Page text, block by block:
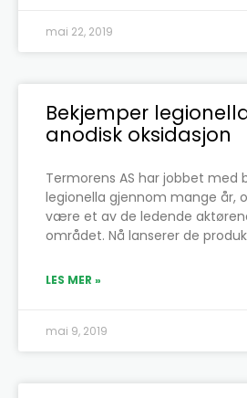
mai 22, 2019
Bekjemper
anodisk oksidasjon
Termorens AS har jobbet med
legionella gjennom mange år,
være et av de ledende
området. Nå lanserer de
LES MER »
mai 9, 2019